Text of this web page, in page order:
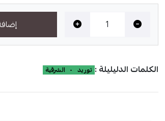
الكلمات الدليليلة : توريد - الشرقية